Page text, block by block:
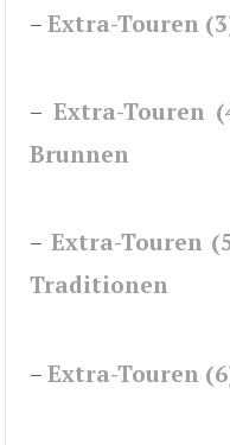
– Extra-Touren
– Extra-Touren
Brunnen
– Extra-Touren
Traditionen
– Extra-Touren